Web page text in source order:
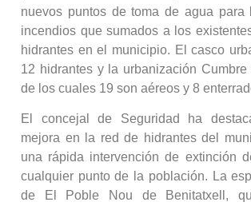
nuevos puntos de toma de agua para
incendios que sumados a los
hidrantes en el municipio. El casco
12 hidrantes y la urbanización
de los cuales 19 son aéreos y 8
El concejal de Seguridad ha
mejora en la red de hidrantes del
una rápida intervención de extinción
cualquier punto de la población. La
de El Poble Nou de Benitatxell,